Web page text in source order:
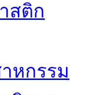
สติก
หกรรม